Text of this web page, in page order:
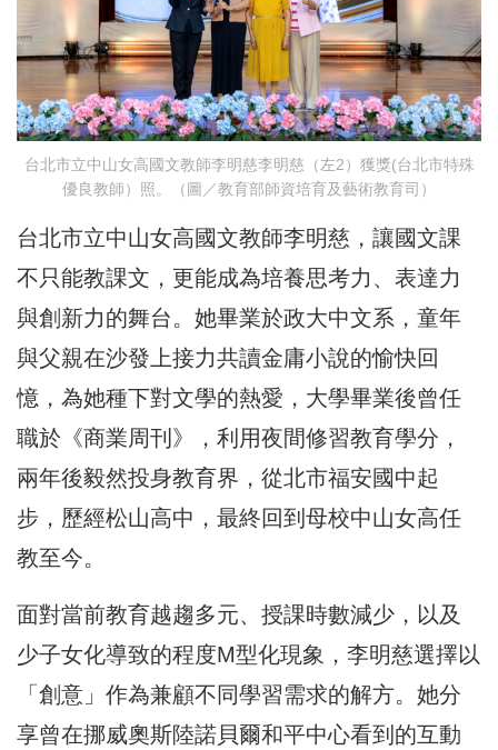
台北市立中山女高國文教師李明慈李明慈（左2）獲獎(台北市特殊
優良教師）照。（圖／教育部師資培育及藝術教育司）
台北市立中山女高國文教師李明慈，讓國文課
不只能教課文，更能成為培養思考力、表達力
與創新力的舞台。她畢業於政大中文系，童年
與父親在沙發上接力共讀金庸小說的愉快回
憶，為她種下對文學的熱愛，大學畢業後曾任
職於《商業周刊》，利用夜間修習教育學分，
兩年後毅然投身教育界，從北市福安國中起
步，歷經松山高中，最終回到母校中山女高任
教至今。
面對當前教育越趨多元、授課時數減少，以及
少子女化導致的程度M型化現象，李明慈選擇以
「創意」作為兼顧不同學習需求的解方。她分
享曾在挪威奧斯陸諾貝爾和平中心看到的互動